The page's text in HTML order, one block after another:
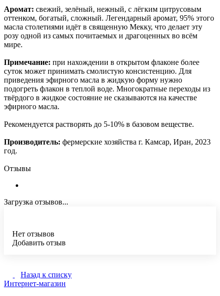
Аромат: свежий, зелёный, нежный, с лёгким цитрусовым
оттенком, богатый, сложный. Легендарный аромат, 95% этого
масла столетиями идёт в священную Мекку, что делает эту
розу одной из самых почитаемых и драгоценных во всём
мире.
Примечание: при нахождении в открытом флаконе более
суток может принимать смолистую консистенцию. Для
приведения эфирного масла в жидкую форму нужно
подогреть флакон в теплой воде. Многократные переходы из
твёрдого в жидкое состояние не сказываются на качестве
эфирного масла.
Рекомендуется растворять до 5-10% в базовом веществе.
Производитель: фермерские хозяйства г. Камсар, Иран, 2023
год.
Отзывы
Загрузка отзывов...
Нет отзывов
Добавить отзыв
Назад к списку
Интернет-магазин